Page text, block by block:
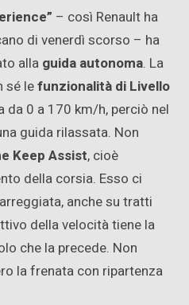
– così Renault ha
di venerdì scorso – ha
alla guida autonoma. La
sé lefunzionalità di Livello
da 0 a 170 km/h, perciò nel
guida rilassata. Non
Keep Assist, cioè
della corsia. Esso ci
anche su tratti
della velocità tiene la
che la precede. Non
la frenata con ripartenza